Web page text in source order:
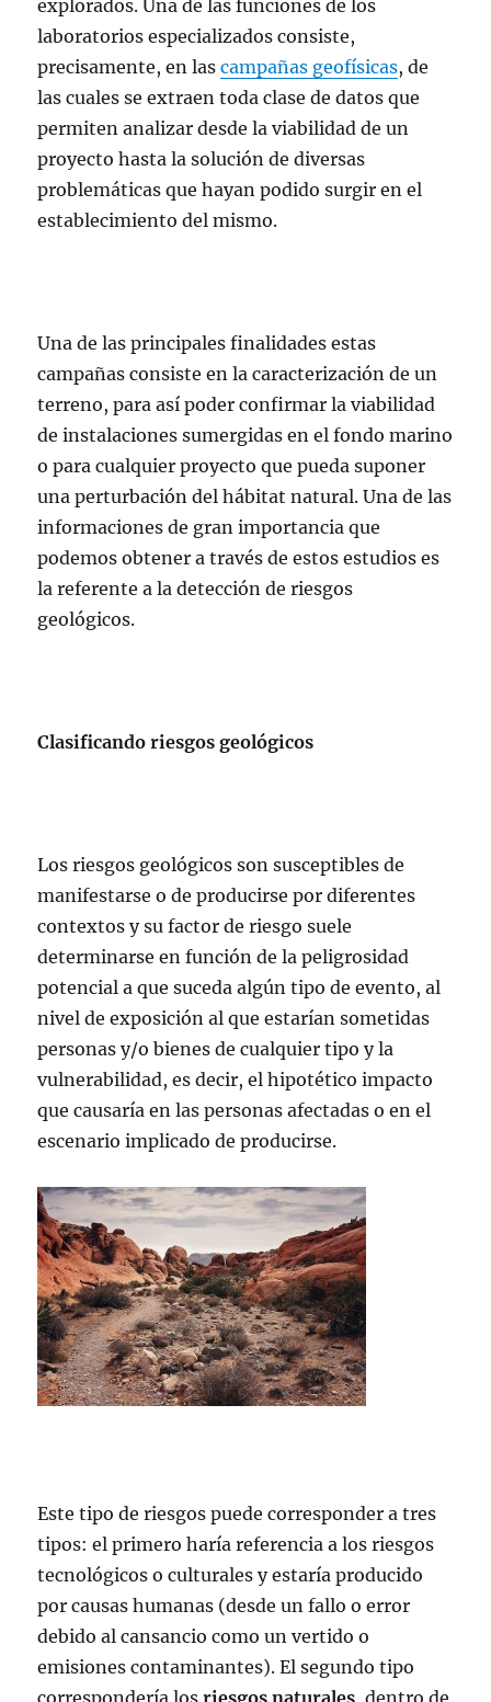
explorados. Una de las funciones de los
laboratorios especializados consiste,
precisamente, en lascampañas geofísicas, de
las cuales se extraen toda clase de datos que
permiten analizar desde la viabilidad de un
proyecto hasta la solución de diversas
problemáticas que hayan podido surgir en el
establecimiento del mismo.
Una de las principales finalidades estas
campañas consiste en la caracterización de un
terreno, para así poder confirmar la viabilidad
de instalaciones sumergidas en el fondo marino
o para cualquier proyecto que pueda suponer
una perturbación del hábitat natural. Una de las
informaciones de gran importancia que
podemos obtener a través de estos estudios es
la referente a la detección de riesgos
geológicos.
Clasificando riesgos geológicos
Los riesgos geológicos son susceptibles de
manifestarse o de producirse por diferentes
contextos y su factor de riesgo suele
determinarse en función de la peligrosidad
potencial a que suceda algún tipo de evento, al
nivel de exposición al que estarían sometidas
personas y/o bienes de cualquier tipo y la
vulnerabilidad, es decir, el hipotético impacto
que causaría en las personas afectadas o en el
escenario implicado de producirse.
Este tipo de riesgos puede corresponder a tres
tipos: el primero haría referencia a los riesgos
tecnológicos o culturales y estaría producido
por causas humanas (desde un fallo o error
debido al cansancio como un vertido o
emisiones contaminantes). El segundo tipo